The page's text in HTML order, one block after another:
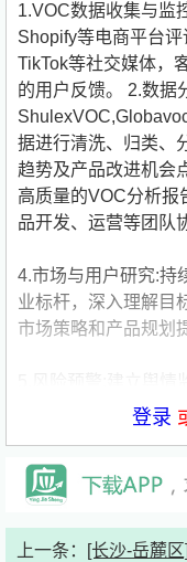
1.VOC数据收集与监
Shopify等电商平台评
TikTok等社交媒体，
的用户反馈。 2.数据
据进行清洗、归类、
趋势及产品改进机会
高质量的VOC分析报
品开发、运营等团队
4.市场与用户研究:持
业标杆，深入理解目
市场策略和产品规划
牌声誉风险或大规模
任职要求：
息管理等理工科专业
登录
上一条： [长沙-岳麓